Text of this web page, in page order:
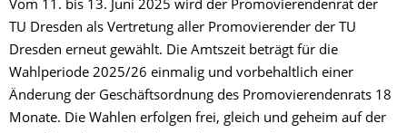
Vom 11. bis 13. Juni 2025 wird der Promovierendenrat der
TU Dresden als Vertretung aller Promovierender der TU
Dresden erneut gewählt. Die Amtszeit beträgt für die
Wahlperiode 2025/26 einmalig und vorbehaltlich einer
Änderung der Geschäftsordnung des Promovierendenrats 18
Monate. Die Wahlen erfolgen frei, gleich und geheim auf der